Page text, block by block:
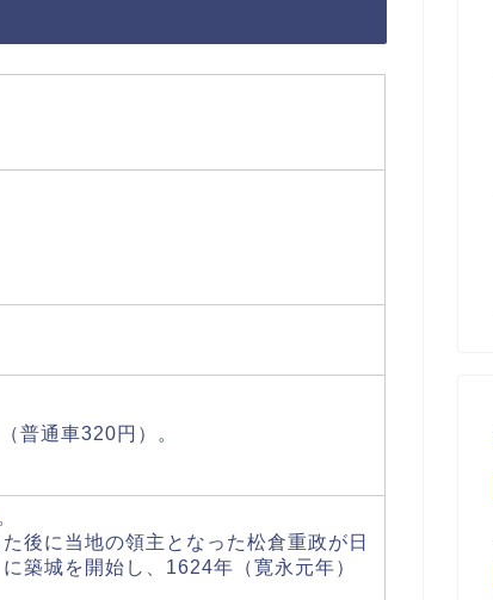
普通車320円）。
後に当地の領主となった松倉重政が日
築城を開始し、1624年（寛永元年）